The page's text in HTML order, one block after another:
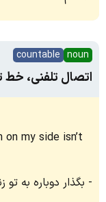
noun
countable
اتصال تلفنی، خط
my side isn’t
بگذار دوباره به